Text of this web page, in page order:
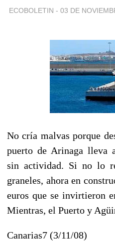
ECOBOLETIN - 03 DE
No cría malvas porque
puerto de Arinaga lleva
sin actividad. Si no lo
graneles, ahora en
euros que se invirtieron
Mientras, el Puerto y
Canarias7 (3/11/08)